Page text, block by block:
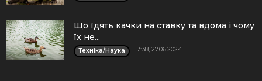
Що їдять качки на ставку та вдома і чому
їх не...
Техніка/Наука 17:38, 27.06.2024